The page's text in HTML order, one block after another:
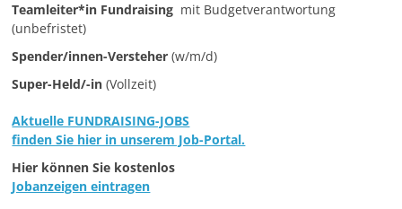
e
n
|
V
e
r
e
i
Teamleiter*in Fundraising mit Budgetverantwortung
(unbefristet)
Spender/innen-Versteher (w/m/d)
Super-Held/-in (Vollzeit)
Aktuelle FUNDRAISING-JOBS
finden Sie hier in unserem Job-Portal.
Hier können Sie kostenlos
Jobanzeigen eintragen